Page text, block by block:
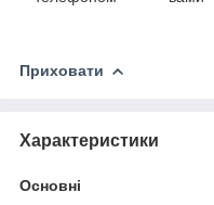
Приховати
Характеристики
Основні